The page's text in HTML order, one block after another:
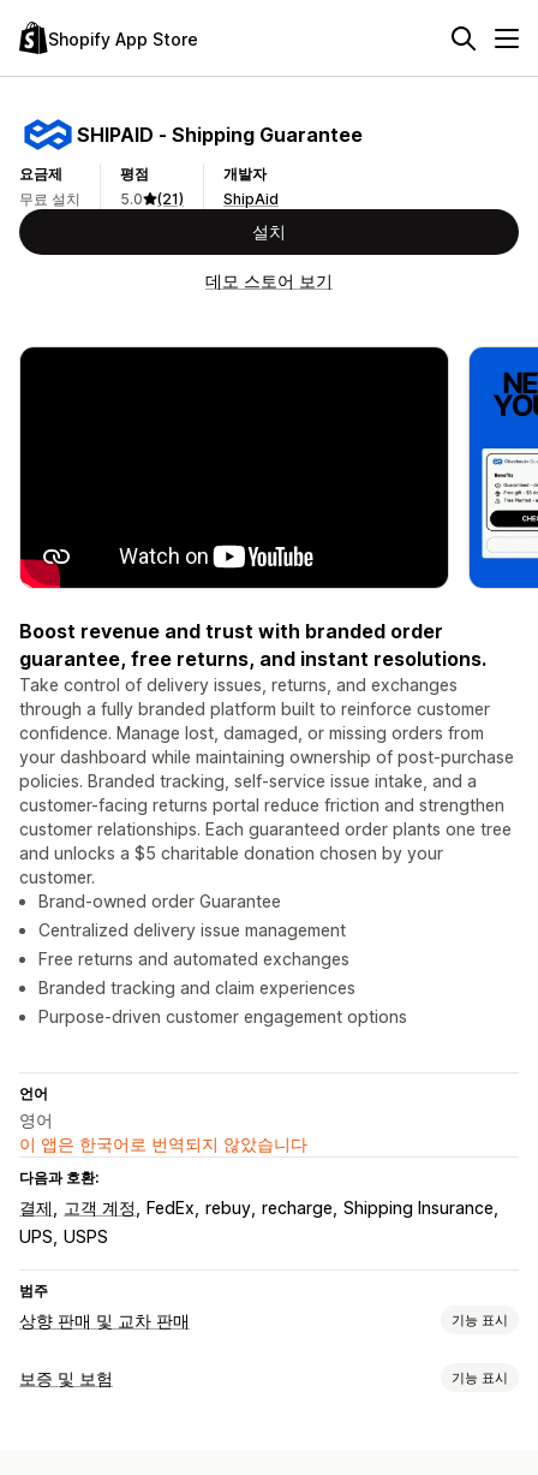
Shopify App Store
SHIPAID ‑ Shipping Guarantee
요금제
무료 설치
평점
5.0
(21)
개발자
ShipAid
설치
데모 스토어 보기
Boost revenue and trust with branded order
guarantee, free returns, and instant resolutions.
Take control of delivery issues, returns, and exchanges
through a fully branded platform built to reinforce customer
confidence. Manage lost, damaged, or missing orders from
your dashboard while maintaining ownership of post-purchase
policies. Branded tracking, self-service issue intake, and a
customer-facing returns portal reduce friction and strengthen
customer relationships. Each guaranteed order plants one tree
and unlocks a $5 charitable donation chosen by your
customer.
Brand-owned order Guarantee
Centralized delivery issue management
Free returns and automated exchanges
Branded tracking and claim experiences
Purpose-driven customer engagement options
언어
영어
이 앱은 한국어로 번역되지 않았습니다
다음과 호환:
결제 고객 계정 FedEx rebuy recharge Shipping Insurance
UPS USPS
범주
상향 판매 및 교차 판매 기능 표시
맞춤 설정
보증 및 보험 기능 표시